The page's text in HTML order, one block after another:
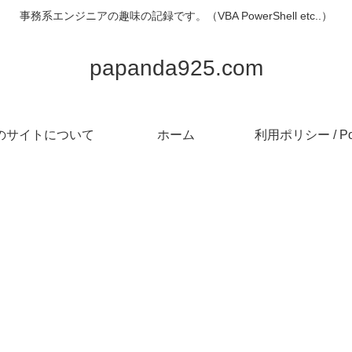
事務系エンジニアの趣味の記録です。（VBA PowerShell etc..）
papanda925.com
サイトについて ホーム 利用ポリシー /